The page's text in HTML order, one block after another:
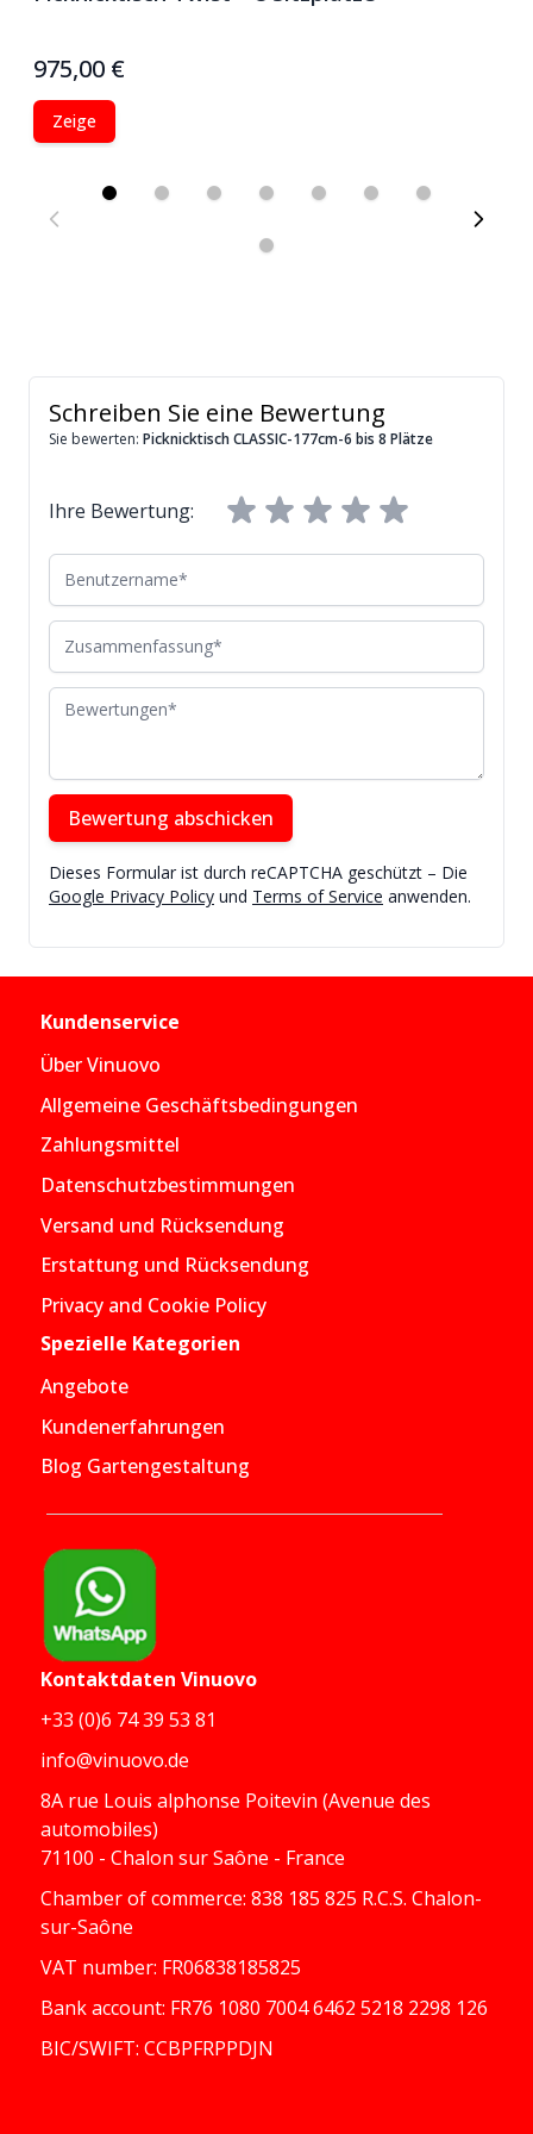
975,00 €
Zeige
Schreiben Sie eine Bewertung
Sie bewerten: Picknicktisch CLASSIC-177cm-6 bis 8 Plätze
Ihre Bewertung:
Benutzername
Zusammenfassung
Bewertungen
Bewertung abschicken
Dieses Formular ist durch reCAPTCHA geschützt – Die
Google Privacy Policy und Terms of Service anwenden.
Kundenservice
Über Vinuovo
Allgemeine Geschäftsbedingungen
Zahlungsmittel
Datenschutzbestimmungen
Versand und Rücksendung
Erstattung und Rücksendung
Privacy and Cookie Policy
Spezielle Kategorien
Angebote
Kundenerfahrungen
Blog Gartengestaltung
Kontaktdaten Vinuovo
+33 (0)6 74 39 53 81
info@vinuovo.de
8A rue Louis alphonse Poitevin (Avenue des
automobiles)
71100 - Chalon sur Saône - France
Chamber of commerce: 838 185 825 R.C.S. Chalon-
sur-Saône
VAT number: FR06838185825
Bank account: FR76 1080 7004 6462 5218 2298 126
BIC/SWIFT: CCBPFRPPDJN